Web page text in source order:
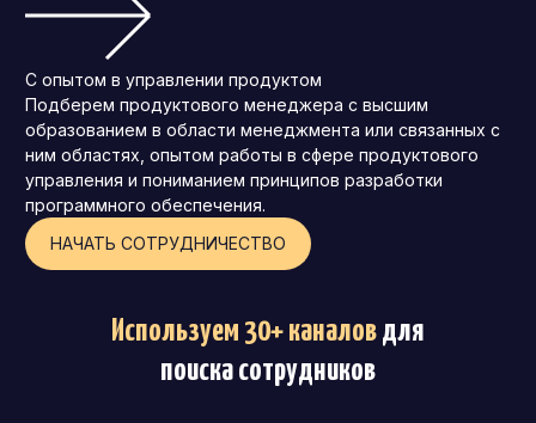
С опытом в управлении продуктом
Подберем продуктового менеджера с высшим
образованием в области менеджмента или связанных с
ним областях, опытом работы в сфере продуктового
управления и пониманием принципов разработки
программного обеспечения.
НАЧАТЬ СОТРУДНИЧЕСТВО
Используем 30+ каналовдля
поиска сотрудников